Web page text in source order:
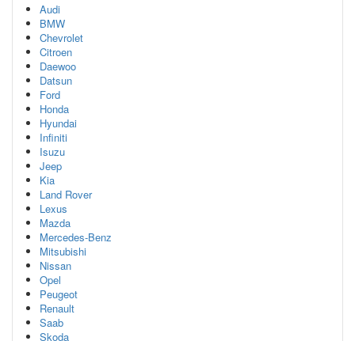
Audi
BMW
Chevrolet
Citroen
Daewoo
Datsun
Ford
Honda
Hyundai
Infiniti
Isuzu
Jeep
Kia
Land Rover
Lexus
Mazda
Mercedes-Benz
Mitsubishi
Nissan
Opel
Peugeot
Renault
Saab
Skoda